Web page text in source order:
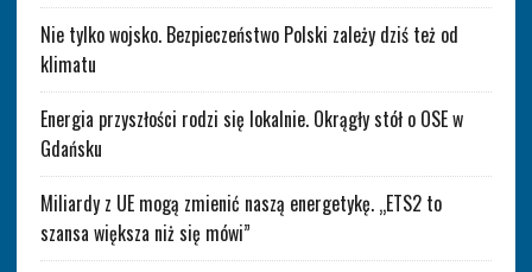
Nie tylko wojsko. Bezpieczeństwo Polski zależy dziś też od
klimatu
Energia przyszłości rodzi się lokalnie. Okrągły stół o OSE w
Gdańsku
Miliardy z UE mogą zmienić naszą energetykę. „ETS2 to
szansa większa niż się mówi”